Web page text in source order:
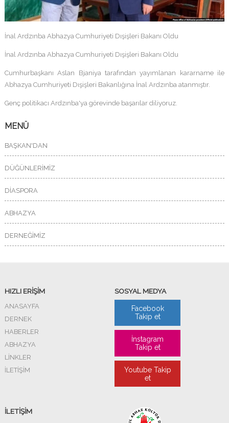
İnal Ardzınba Abhazya Cumhuriyeti Dışişleri Bakanı Oldu
İnal Ardzınba Abhazya Cumhuriyeti Dışişleri Bakanı Oldu
Cumhurbaşkanı Aslan Bjaniya tarafından yayımlanan kararname ile
Abhazya Cumhuriyeti Dışişleri Bakanlığına İnal Ardzınba atanmıştır.
Genç politikacı Ardzınba'ya görevinde başarılar diliyoruz.
MENÜ
BAŞKAN'DAN
DÜĞÜNLERİMİZ
DİASPORA
ABHAZYA
DERNEĞİMİZ
HIZLI ERİŞİM
ANASAYFA
DERNEK
HABERLER
ABHAZYA
LİNKLER
İLETİŞİM
SOSYAL MEDYA
Facebook
Takip et
İnstagram
Takip et
Youtube Takip
et
İLETİŞİM